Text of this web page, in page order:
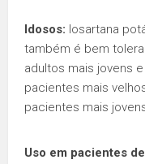
Idosos: losartana
também é bem
adultos mais jovens
pacientes mais
pacientes mais
Uso em pacientes